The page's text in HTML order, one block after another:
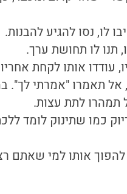
לו, נסו להגיע להבנות.
תנו לו תחושת ערך.
עודדו אותו לקחת
תאמרו "אמרתי לך".
תמהרו לתת עצות.
כמו שתינוק לומד
אותו למי שאתם